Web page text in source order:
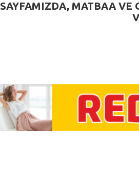
SAYFAMIZDA, MATBAA VE